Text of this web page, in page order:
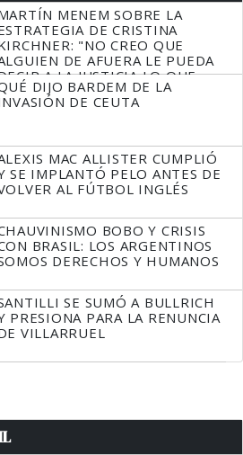
MENEM SOBRE LA
DE CRISTINA
"NO CREO QUE
DE AFUERA LE PUEDA
A LA JUSTICIA LO QUE
QUE HACER"
DIJO BARDEM DE LA
DE CEUTA
MAC ALLISTER CUMPLIÓ
SE IMPLANTÓ PELO ANTES DE
AL FÚTBOL INGLÉS
BOBO Y CRISIS
BRASIL: LOS ARGENTINOS
DERECHOS Y HUMANOS
SE SUMÓ A BULLRICH
PRESIONA PARA LA RENUNCIA
VILLARRUEL